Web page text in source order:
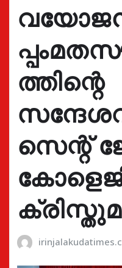
ത്തിന്റെ
സെന്റ്